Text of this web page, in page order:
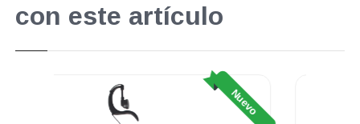
con este artículo